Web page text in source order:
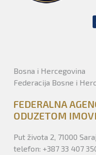
Bosna i Hercegovina
Federacija Bosne i
FEDERALNA
ODUZETOM
Put života 2, 71000
telefon: +387 33 407